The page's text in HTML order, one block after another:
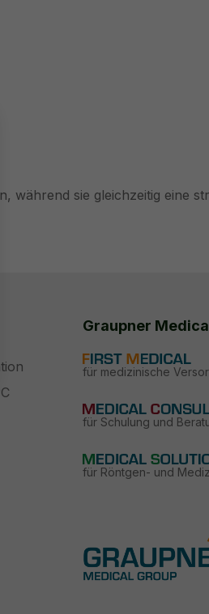
während sie gleichzeitig eine
Graupner
für medizinische
für Schulung und
für Röntgen- und